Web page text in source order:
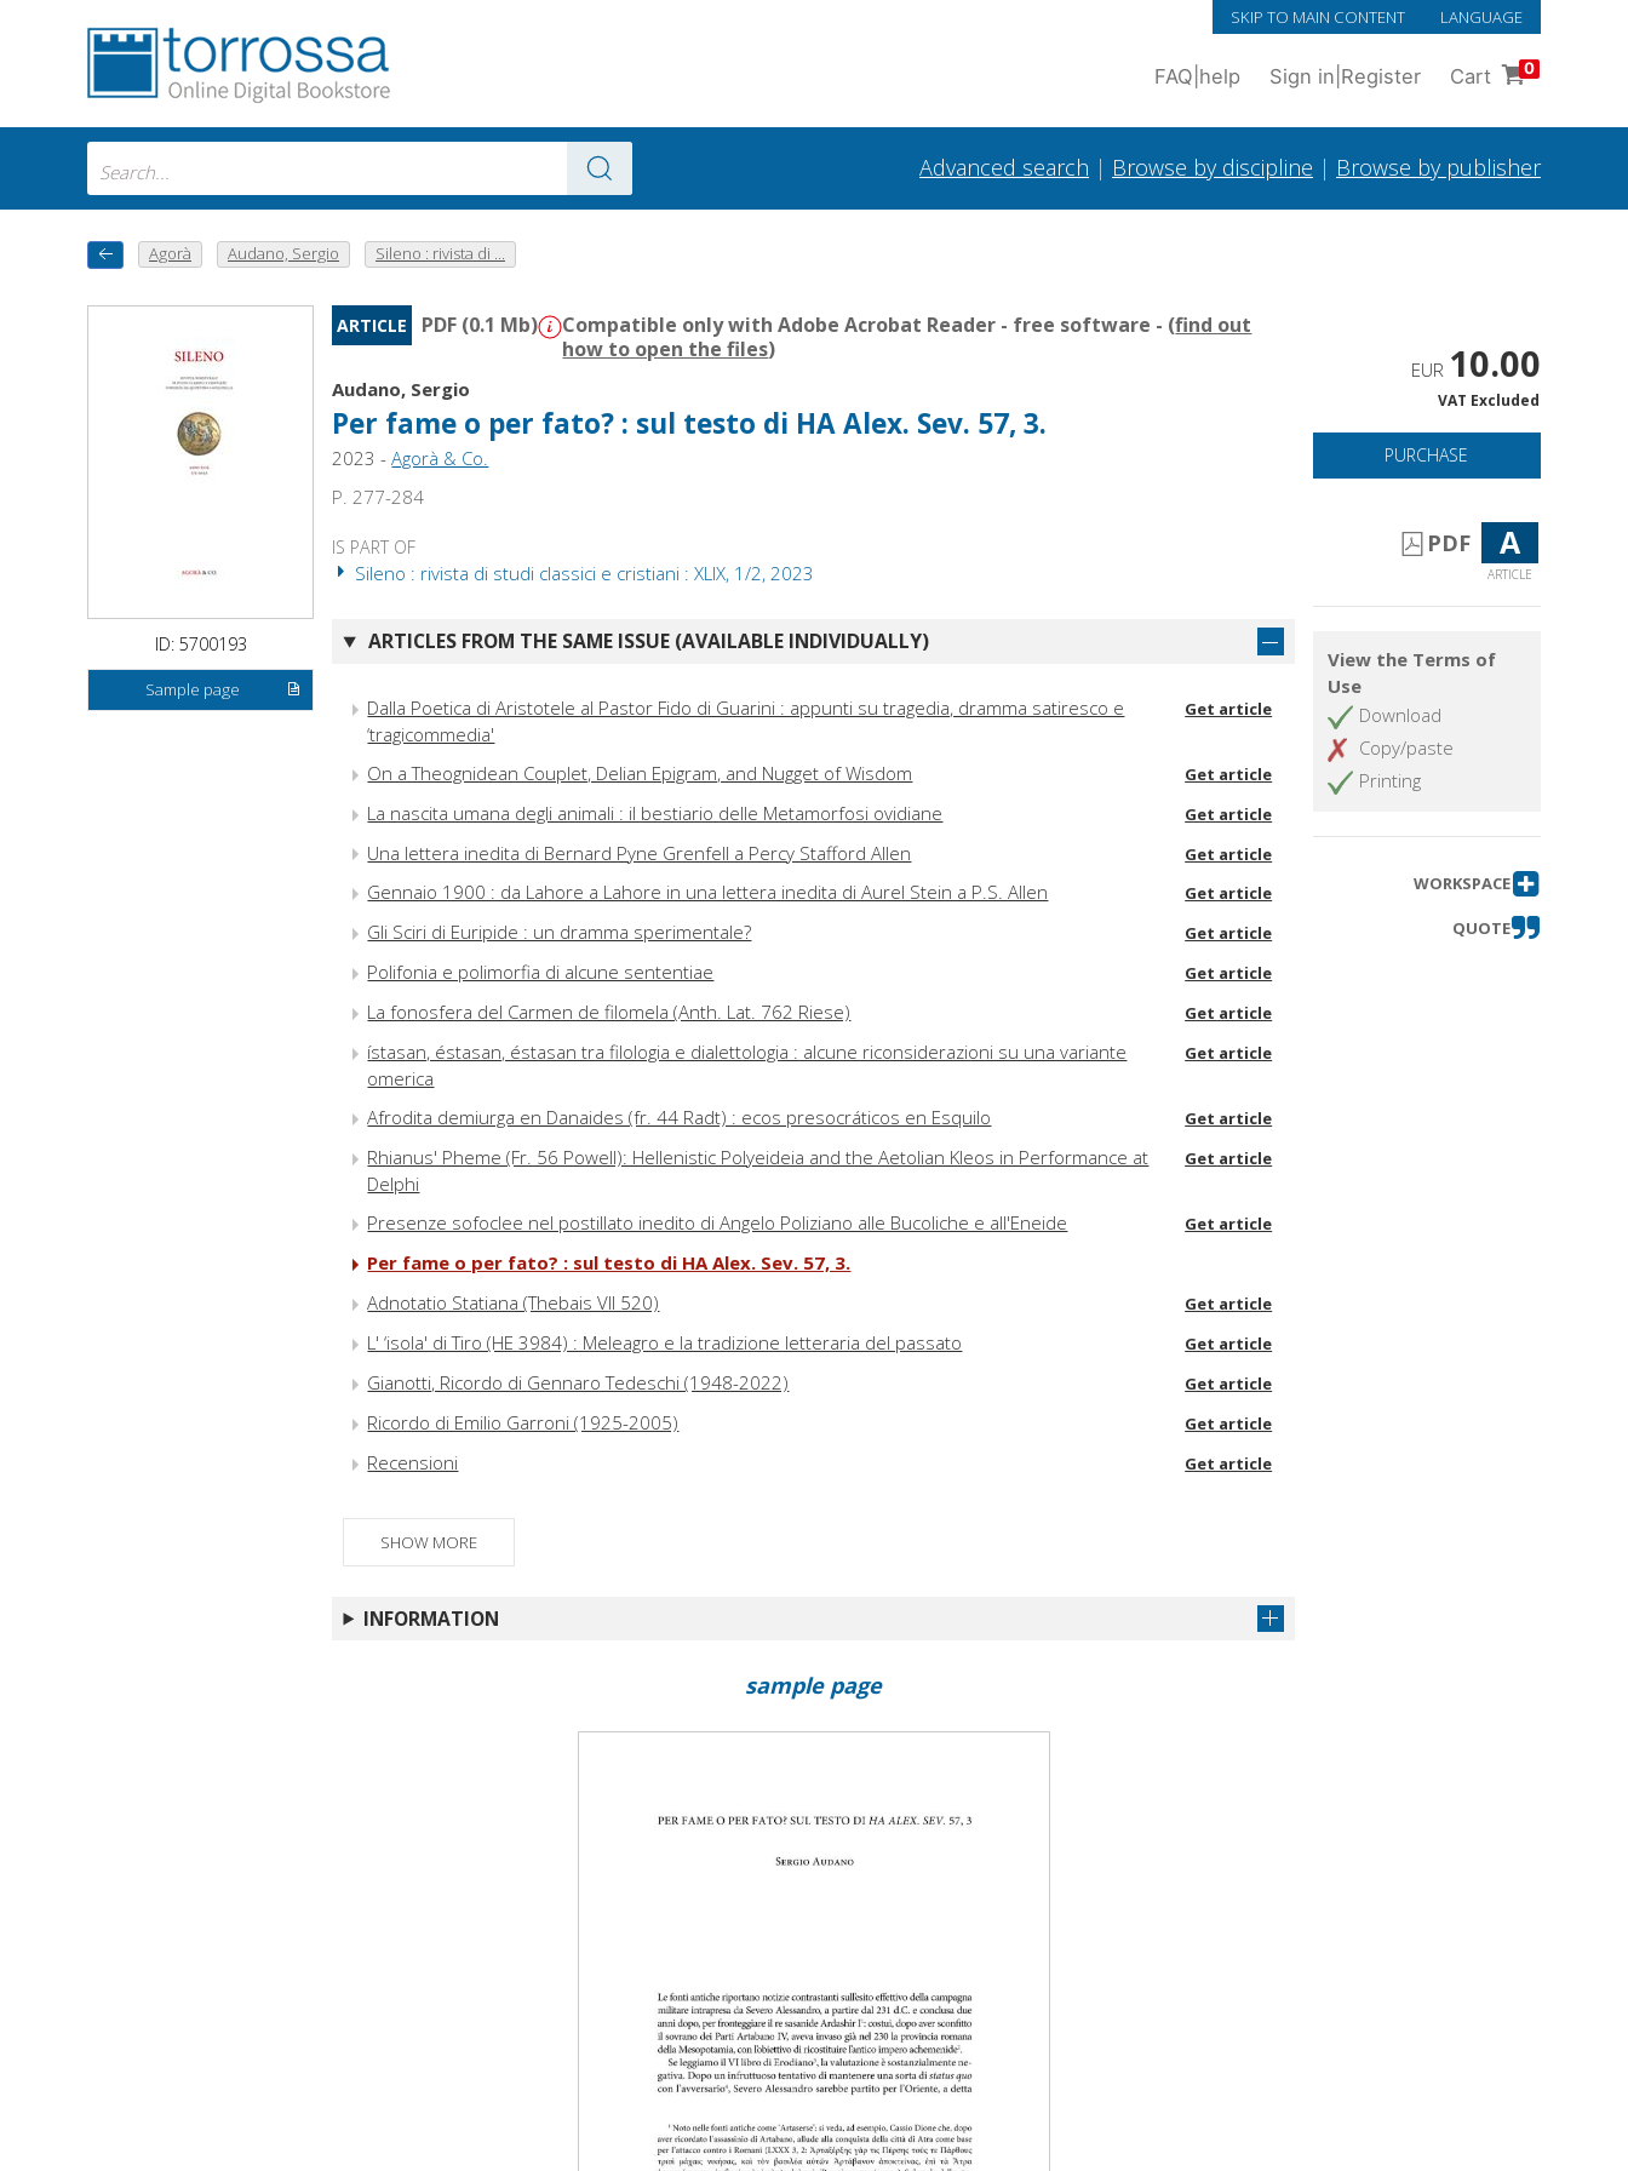
SKIP TO MAIN CONTENT LANGUAGE
FAQ help Sign in Register Cart 0
Advanced search | Browse by discipline | Browse by publisher
Agorà Audano, Sergio Sileno : rivista di ...
ID: 5700193
Sample page
ARTICLE PDF (0.1 Mb) Compatible only with Adobe Acrobat Reader - free software - (find out
how to open the files)
Audano, Sergio
Per fame o per fato? : sul testo di HA Alex. Sev. 57, 3.
2023 -Agorà & Co.
P. 277-284
IS PART OF
Sileno : rivista di studi classici e cristiani : XLIX, 1/2, 2023
ARTICLES FROM THE SAME ISSUE (AVAILABLE INDIVIDUALLY)
Dalla Poetica di Aristotele al Pastor Fido di Guarini : appunti su tragedia, dramma satiresco e
‘tragicommedia'
Get article
On a Theognidean Couplet, Delian Epigram, and Nugget of Wisdom Get article
La nascita umana degli animali : il bestiario delle Metamorfosi ovidiane Get article
Una lettera inedita di Bernard Pyne Grenfell a Percy Stafford Allen Get article
Gennaio 1900 : da Lahore a Lahore in una lettera inedita di Aurel Stein a P.S. Allen Get article
Gli Sciri di Euripide : un dramma sperimentale? Get article
Polifonia e polimorfia di alcune sententiae Get article
La fonosfera del Carmen de filomela (Anth. Lat. 762 Riese) Get article
ístasan, éstasan, éstasan tra filologia e dialettologia : alcune riconsiderazioni su una variante
omerica
Get article
Afrodita demiurga en Danaides (fr. 44 Radt) : ecos presocráticos en Esquilo Get article
Rhianus' Pheme (Fr. 56 Powell): Hellenistic Polyeideia and the Aetolian Kleos in Performance at
Delphi
Get article
Presenze sofoclee nel postillato inedito di Angelo Poliziano alle Bucoliche e all'Eneide Get article
Per fame o per fato? : sul testo di HA Alex. Sev. 57, 3.
Adnotatio Statiana (Thebais VII 520)
Get article
L' ‘isola' di Tiro (HE 3984) : Meleagro e la tradizione letteraria del passato Get article
Gianotti, Ricordo di Gennaro Tedeschi (1948-2022) Get article
Ricordo di Emilio Garroni (1925-2005) Get article
Recensioni Get article
SHOW MORE
INFORMATION
EUR 10.00
VAT Excluded
PURCHASE
PDF A
ARTICLE
View the Terms of
Use
Download
Copy/paste
Printing
WORKSPACE
QUOTE
sample page